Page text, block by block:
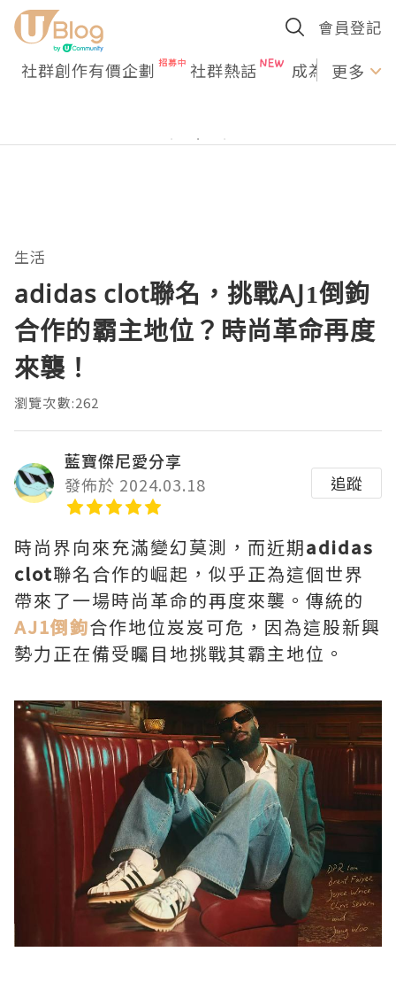
會員登記
社群創作有價企劃 社群熱話 成為U更多
生活
adidas clot聯名，挑戰AJ1倒鉤
合作的霸主地位？時尚革命再度
來襲！
瀏覽次數:262
藍寶傑尼愛分享
發佈於 2024.03.18
追蹤
時尚界向來充滿變幻莫測，而近期adidas
clot聯名合作的崛起，似乎正為這個世界
帶來了一場時尚革命的再度來襲。傳統的
AJ1倒鉤合作地位岌岌可危，因為這股新興
勢力正在備受矚目地挑戰其霸主地位。